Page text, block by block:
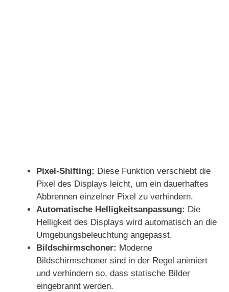
Pixel-Shifting: Diese Funktion verschiebt die
Pixel des Displays leicht, um ein dauerhaftes
Abbrennen einzelner Pixel zu verhindern.
Automatische Helligkeitsanpassung: Die
Helligkeit des Displays wird automatisch an die
Umgebungsbeleuchtung angepasst.
Bildschirmschoner: Moderne
Bildschirmschoner sind in der Regel animiert
und verhindern so, dass statische Bilder
eingebrannt werden.